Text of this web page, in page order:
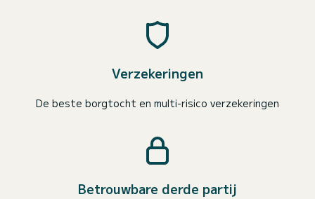
Verzekeringen
De beste borgtocht en multi-risico verzekeringen
Betrouwbare derde partij